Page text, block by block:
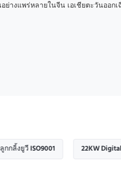
างแพร่หลายในจีน เอเชียตะวันออกเ
22KW Digital Spot